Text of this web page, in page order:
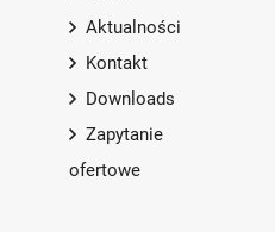
Aktualności
Kontakt
Downloads
Zapytanie
ofertowe